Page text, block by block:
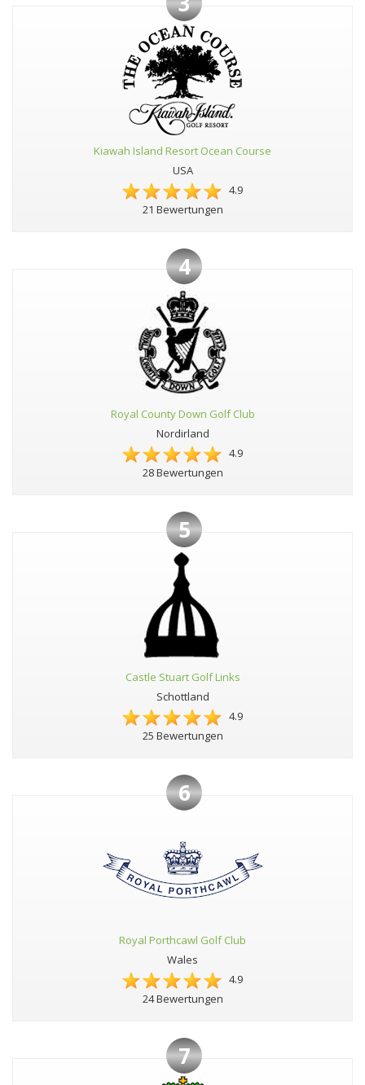
Kiawah Island Resort Ocean Course
USA
4.9
21 Bewertungen
4
Royal County Down Golf Club
Nordirland
4.9
28 Bewertungen
5
Castle Stuart Golf Links
Schottland
4.9
25 Bewertungen
6
Royal Porthcawl Golf Club
Wales
4.9
24 Bewertungen
7